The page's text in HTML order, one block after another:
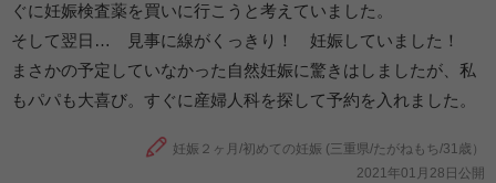
ぐに妊娠検査薬を買いに行こうと考えていました。
そして翌日… 見事に線がくっきり！ 妊娠していました！
まさかの予定していなかった自然妊娠に驚きはしましたが、私
もパパも大喜び。すぐに産婦人科を探して予約を入れました。
妊娠２ヶ月/初めての妊娠 (三重県/たがねもち/31歳）
2021年01月28日公開